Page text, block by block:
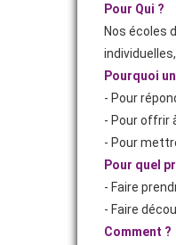
Pour Qui ?
Nos écoles
Pourquoi
- Pour
- Pour offrir
- Pour
Pour quel
- Faire
- Faire
Comment ?